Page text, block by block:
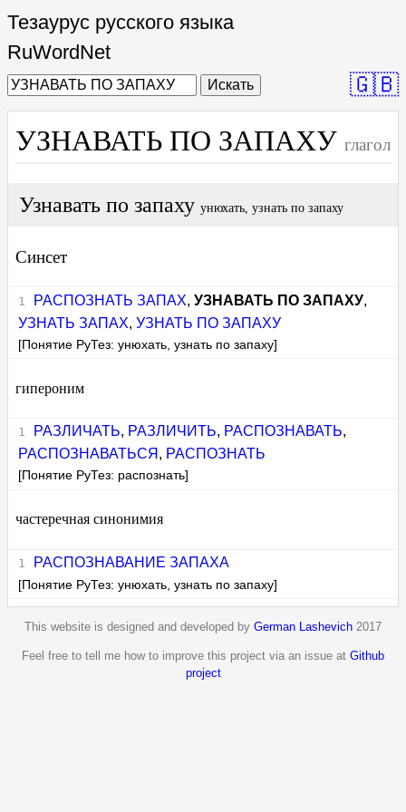
Тезаурус русского языка
RuWordNet
Искать 🇬🇧
УЗНАВАТЬ ПО ЗАПАХУ глагол
Узнавать по запаху унюхать, узнать по запаху
Синсет
РАСПОЗНАТЬ ЗАПАХ, УЗНАВАТЬ ПО ЗАПАХУ,
УЗНАТЬ ЗАПАХ,УЗНАТЬ ПО ЗАПАХУ
[Понятие РуТез: унюхать, узнать по запаху]
гипероним
РАЗЛИЧАТЬ, РАЗЛИЧИТЬ, РАСПОЗНАВАТЬ,
РАСПОЗНАВАТЬСЯ , РАСПОЗНАТЬ
[Понятие РуТез: распознать]
частеречная синонимия
РАСПОЗНАВАНИЕ ЗАПАХА
[Понятие РуТез: унюхать, узнать по запаху]
This website is designed and developed by German Lashevich 2017
Feel free to tell me how to improve this project via an issue at Github
project